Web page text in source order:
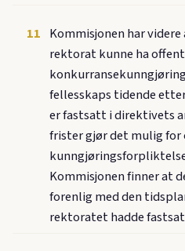
11 Kommisjonen har
rektorat kunne ha
fellesskaps tidende
er fastsatt i direktivets
frister gjør det mulig
Kommisjonen finner at
forenlig med den
rektoratet hadde